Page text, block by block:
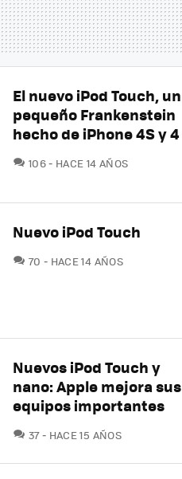
El nuevo iPod Touch, un
pequeño Frankenstein
hecho de iPhone 4S y 4
106COMENTARIOS
HACE 14 AÑOS
Nuevo iPod Touch
70 COMENTARIOS
HACE 14 AÑOS
Nuevos iPod Touch y
nano: Apple mejora sus
equipos importantes
37COMENTARIOS
HACE 15 AÑOS